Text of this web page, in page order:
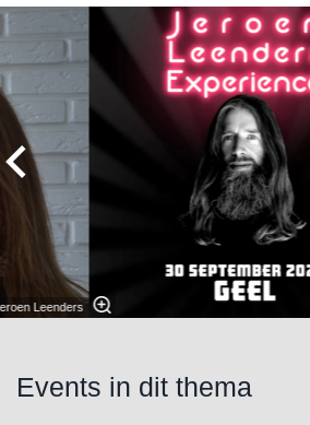
Overslaan
Leenders
Events in dit thema